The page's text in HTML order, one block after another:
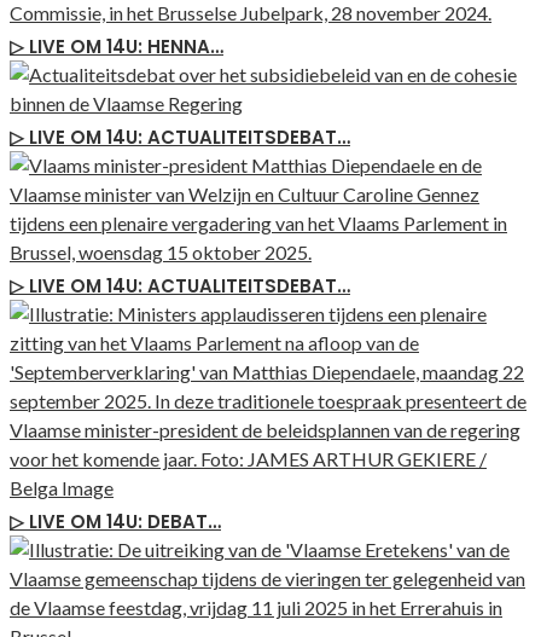
▷ LIVE OM 14U: HENNA…
▷ LIVE OM 14U: ACTUALITEITSDEBAT…
▷ LIVE OM 14U: ACTUALITEITSDEBAT…
▷ LIVE OM 14U: DEBAT…